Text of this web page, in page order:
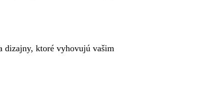
dizajny, ktoré vyhovujú vašim